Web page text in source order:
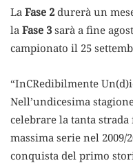
La Fase 2 durerà un
la Fase 3 sarà a fine
campionato il 25
“InCRedibilmente
Nell’undicesima
celebrare la tanta
massima serie nel
conquista del primo